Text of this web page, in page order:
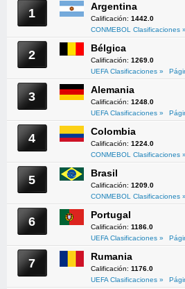
1 Argentina
Calificación: 1442.0
CONMEBOL Clasificaciones »
2 Bélgica
Calificación: 1269.0
UEFA Clasificaciones »
3 Alemania
Calificación: 1248.0
UEFA Clasificaciones »
4 Colombia
Calificación: 1224.0
CONMEBOL Clasificaciones »
5 Brasil
Calificación: 1209.0
CONMEBOL Clasificaciones »
6 Portugal
Calificación: 1186.0
UEFA Clasificaciones »
7 Rumania
Calificación: 1176.0
UEFA Clasificaciones »